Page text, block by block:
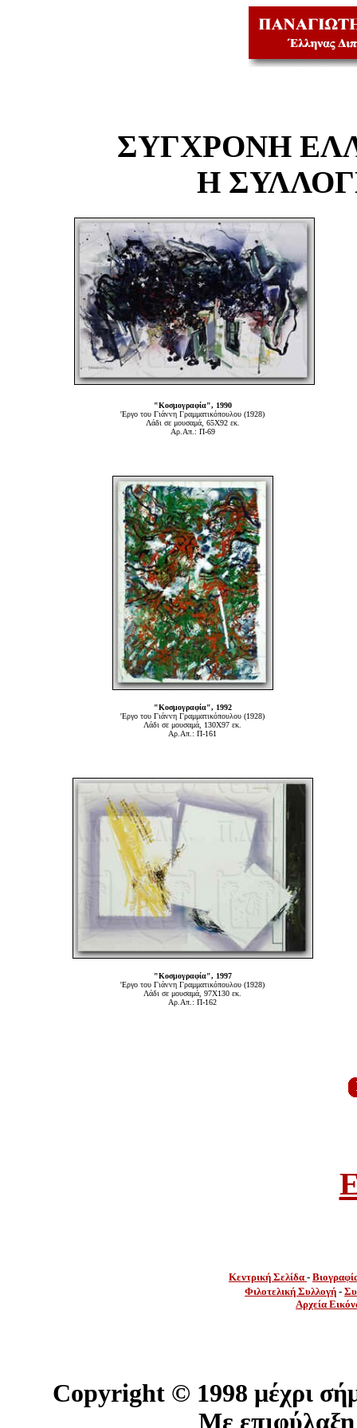
ΣΥΓΧΡΟΝΗ
Η
"Κοσμογραφία", 1990
'Εργο του Γιάννη Γραμματικόπουλου (1928)
Λάδι σε μουσαμά, 65Χ92 εκ.
Αρ.Απ.: Π-69
"Κοσμογραφία", 1992
'Εργο του Γιάννη Γραμματικόπουλου (1928)
Λάδι σε μουσαμά, 130Χ97 εκ.
Αρ.Απ.: Π-161
"Κοσμογραφία", 1997
'Εργο του Γιάννη Γραμματικόπουλου (1928)
Λάδι σε μουσαμά, 97Χ130 εκ.
Αρ.Απ.: Π-162
Κεντρική Σελίδα -
Φιλοτελική Συλλογή -
Αρχεία
Copyright © 1998 μέχρι
Με επιφύλαξη